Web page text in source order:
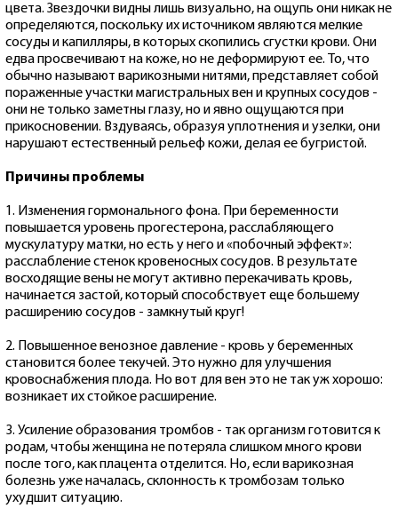
цвета. Звездочки видны лишь визуально, на ощупь они никак не
определяются, поскольку их источником являются мелкие
сосуды и капилляры, в которых скопились сгустки крови. Они
едва просвечивают на коже, но не деформируют ее. То, что
обычно называют варикозными нитями, представляет собой
пораженные участки магистральных вен и крупных сосудов -
они не только заметны глазу, но и явно ощущаются при
прикосновении. Вздуваясь, образуя уплотнения и узелки, они
нарушают естественный рельеф кожи, делая ее бугристой.
Причины проблемы
1. Изменения гормонального фона. При беременности
повышается уровень прогестерона, расслабляющего
мускулатуру матки, но есть у него и «побочный эффект»:
расслабление стенок кровеносных сосудов. В результате
восходящие вены не могут активно перекачивать кровь,
начинается застой, который способствует еще большему
расширению сосудов - замкнутый круг!
2. Повышенное венозное давление - кровь у беременных
становится более текучей. Это нужно для улучшения
кровоснабжения плода. Но вот для вен это не так уж хорошо:
возникает их стойкое расширение.
3. Усиление образования тромбов - так организм готовится к
родам, чтобы женщина не потеряла слишком много крови
после того, как плацента отделится. Но, если варикозная
болезнь уже началась, склонность к тромбозам только
ухудшит ситуацию.